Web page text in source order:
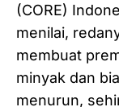
(CORE)
menilai,
membuat
minyak dan
menurun,